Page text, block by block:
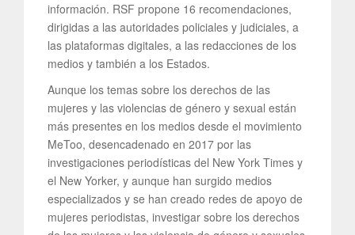
información. RSF propone 16 recomendaciones,
dirigidas a las autoridades policiales y judiciales, a
las plataformas digitales, a las redacciones de los
medios y también a los Estados.
Aunque los temas sobre los derechos de las
mujeres y las violencias de género y sexual están
más presentes en los medios desde el movimiento
MeToo, desencadenado en 2017 por las
investigaciones periodísticas del New York Times y
el New Yorker, y aunque han surgido medios
especializados y se han creado redes de apoyo de
mujeres periodistas, investigar sobre los derechos